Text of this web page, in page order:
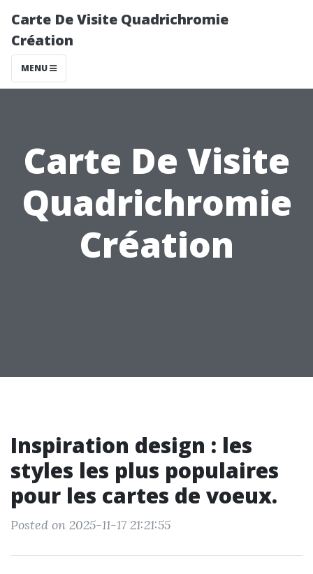
Carte De Visite Quadrichromie
Création
MENU
Carte De Visite
Quadrichromie
Création
Inspiration design : les
styles les plus populaires
pour les cartes de voeux.
Posted on 2025-11-17 21:21:55